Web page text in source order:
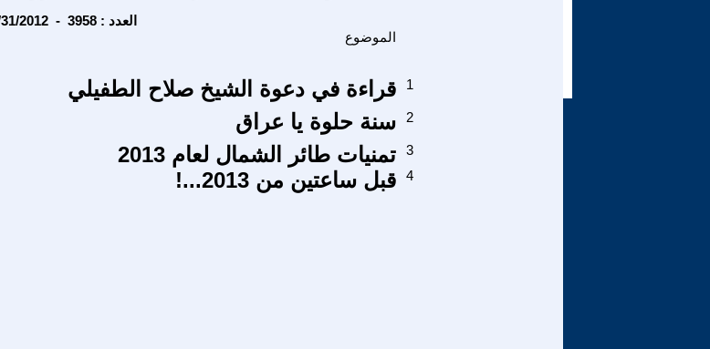
Monday - 12/31/2012 - العدد : 3958
الموضوع
قراءة في دعوة الشيخ صلاح الطفيلي 1
سنة حلوة يا عراق 2
تمنيات طائر الشمال لعام 2013
3
قبل ساعتين من 2013...! 4